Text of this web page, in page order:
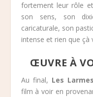
fortement leur rôle
son sens, son
caricaturale, son
intense et rien que çà
ŒUVRE À
Au final, Les
film à voir en